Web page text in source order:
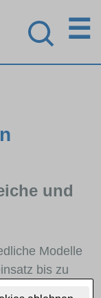
☰
und
Modelle
bis zu
du einen